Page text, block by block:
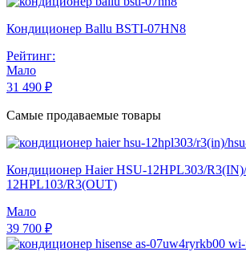
Кондиционер Ballu BSTI-07HN8
Рейтинг:
Мало
31 490 ₽
Самые продаваемые товары
Кондиционер Haier HSU-12HPL303/
12HPL103/R3(OUT)
Мало
39 700 ₽